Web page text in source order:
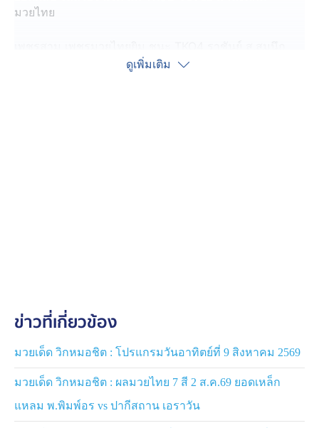
มวยไทย
ดูเพิ่มเติม
ข่าวที่เกี่ยวข้อง
มวยเด็ด วิกหมอชิต : โปรแกรมวันอาทิตย์ที่ 9 สิงหาคม 2569
มวยเด็ด วิกหมอชิต : ผลมวยไทย 7 สี 2 ส.ค.69 ยอดเหล็ก
แหลม พ.พิมพ์อร vs ปากีสถาน เอราวัน